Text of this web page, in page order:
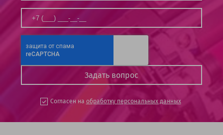
Согласен на обработку персональных данных